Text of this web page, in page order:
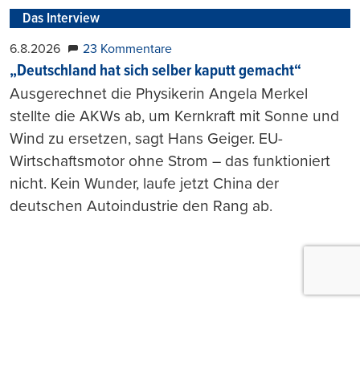
Das Interview
6.8.2026 23 Kommentare
„Deutschland hat sich selber kaputt gemacht“
Ausgerechnet die Physikerin Angela Merkel
stellte die AKWs ab, um Kernkraft mit Sonne und
Wind zu ersetzen, sagt Hans Geiger. EU-
Wirtschaftsmotor ohne Strom – das funktioniert
nicht. Kein Wunder, laufe jetzt China der
deutschen Autoindustrie den Rang ab.